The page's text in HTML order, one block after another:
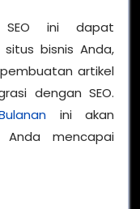
SEO ini dapat
bisnis Anda,
artikel
dengan SEO.
ini akan
mencapai